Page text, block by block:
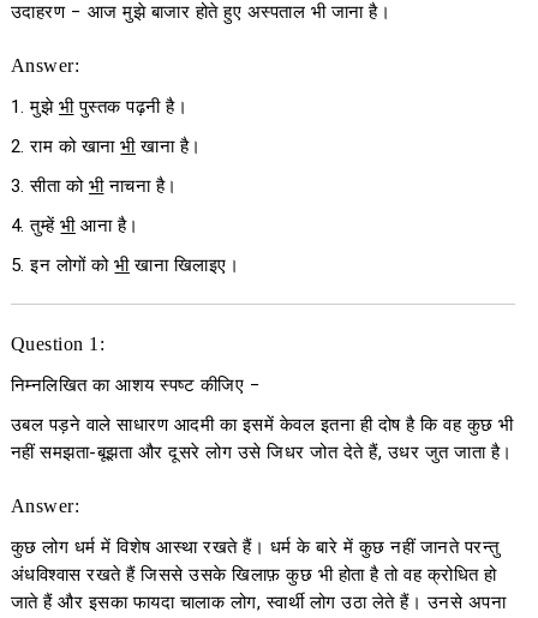
उदाहरण − आज मुझे बाजार होते हुए अस्पताल भी जाना है।
Answer:
1. मुझे भीपुस्तक पढ़नी है।
2. राम को खानाभीखाना है।
3. सीता को भीनाचना है।
4. तुम्हेंभीआना है।
5. इन लोगों कोभीखाना खिलाइए।
Question 1:
निम्नलिखित का आशय स्पष्ट कीजिए −
उबल पड़ने वाले साधारण आदमी का इसमें केवल इतना ही दोष है कि वह कुछ भी
नहीं समझता-बूझता और दूसरे लोग उसे जिधर जोत देते हैं, उधर जुत जाता है।
Answer:
कुछ लोग धर्म में विशेष आस्था रखते हैं। धर्म के बारे में कुछ नहीं जानते परन्तु
अंधविश्वास रखते हैं जिससे उसके खिलाफ़ कुछ भी होता है तो वह क्रोधित हो
जाते हैं और इसका फायदा चालाक लोग, स्वार्थी लोग उठा लेते हैं। उनसे अपना